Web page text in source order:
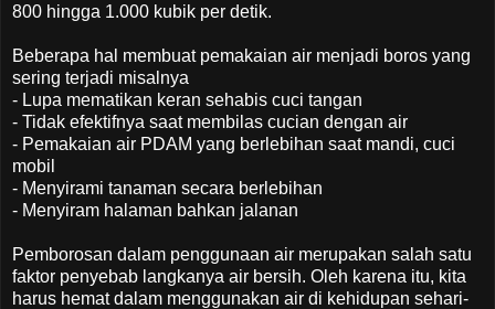
800 hingga 1.000 kubik per detik.
Beberapa hal membuat pemakaian air menjadi boros yang
sering terjadi misalnya
- Lupa mematikan keran sehabis cuci tangan
- Tidak efektifnya saat membilas cucian dengan air
- Pemakaian air PDAM yang berlebihan saat mandi, cuci
mobil
- Menyirami tanaman secara berlebihan
- Menyiram halaman bahkan jalanan
Pemborosan dalam penggunaan air merupakan salah satu
faktor penyebab langkanya air bersih. Oleh karena itu, kita
harus hemat dalam menggunakan air di kehidupan sehari-